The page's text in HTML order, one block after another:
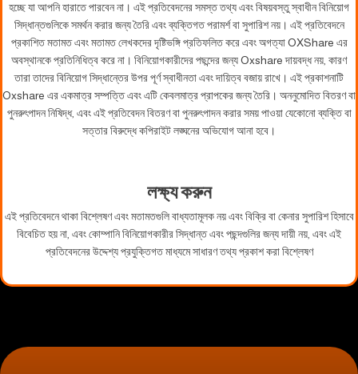
হচ্ছে যা আপনি হারাতে পারবেন না। এই প্রতিবেদনের সমস্ত তথ্য এবং বিষয়বস্তু স্বাধীন বিনিয়োগ
সিদ্ধান্তগুলিকে সমর্থন করার জন্য তৈরি এবং ব্যক্তিগত পরামর্শ বা সুপারিশ নয়। এই প্রতিবেদনে
প্রকাশিত মতামত এবং মতামত লেখকদের দৃষ্টিভঙ্গি প্রতিফলিত করে এবং অগত্যা OXShare এর
অবস্থানকে প্রতিনিধিত্ব করে না। বিনিয়োগকারীদের পছন্দের জন্য Oxshare দায়বদ্ধ নয়, কারণ
তারা তাদের বিনিয়োগ সিদ্ধান্তের উপর পূর্ণ স্বাধীনতা এবং দায়িত্ব বজায় রাখে। এই প্রকাশনাটি
Oxshare এর একমাত্র সম্পত্তি এবং এটি কেবলমাত্র প্রাপকের জন্য তৈরি। অননুমোদিত বিতরণ বা
পুনরুৎপাদন নিষিদ্ধ, এবং এই প্রতিবেদন বিতরণ বা পুনরুৎপাদন করার সময় পাওয়া যেকোনো ব্যক্তি বা
সত্তার বিরুদ্ধে কপিরাইট লঙ্ঘনের অভিযোগ আনা হবে।
লক্ষ্য করুন
এই প্রতিবেদনে থাকা বিশ্লেষণ এবং মতামতগুলি বাধ্যতামূলক নয় এবং বিক্রি বা কেনার সুপারিশ হিসাবে
বিবেচিত হয় না, এবং কোম্পানি বিনিয়োগকারীর সিদ্ধান্ত এবং পছন্দগুলির জন্য দায়ী নয়, এবং এই
প্রতিবেদনের উদ্দেশ্য প্রযুক্তিগত মাধ্যমে সাধারণ তথ্য প্রকাশ করা বিশ্লেষণ